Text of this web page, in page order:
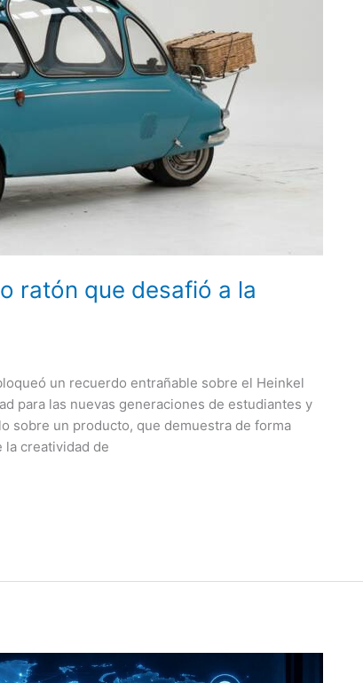
ratón que desafió a la
un recuerdo entrañable sobre el Heinkel
para las nuevas generaciones de estudiantes y
sobre un producto, que demuestra de forma
la creatividad de